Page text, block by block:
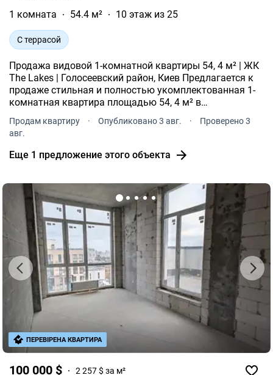
1 комната
54.4 м² 10 этаж из 25
С террасой
Продажа видовой 1-комнатной квартиры 54, 4 м² | ЖК
The Lakes | Голосеевский район, Киев Предлагается к
продаже стильная и полностью укомплектованная 1-
комнатная квартира площадью 54, 4 м² в
современном жилом комплексе The Lakes,
расположенном по адресу переулок Ясинуатский, 11.
Продам квартиру · Опубликовано 3 авг. ·
Проверено 3
авг.
Еще 1 предложение этого объекта
100 000 $ 2 257 $ за м²
ПЕРЕВІРЕНА КВАРТИРА